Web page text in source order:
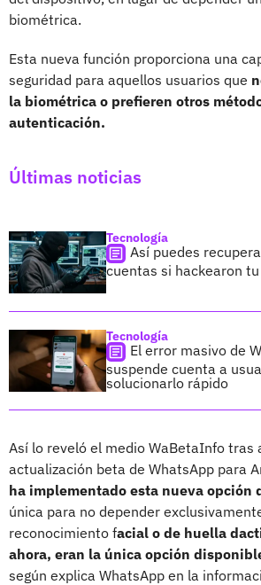
biométrica.
Esta nueva función proporciona una
seguridad para aquellos usuarios que
la biométrica o prefieren otros
autenticación.
Últimas noticias
Tecnología
Así puedes
cuentas si hackearon
Tecnología
El error masivo de
suspende cuenta a
solucionarlo rápido
Así lo reveló el medio WaBetaInfo tras
actualización beta de WhatsApp para
ha implementado esta nueva opción
única para no depender
reconocimiento facial o de huella
ahora, eran la única opción
según explica WhatsApp en la